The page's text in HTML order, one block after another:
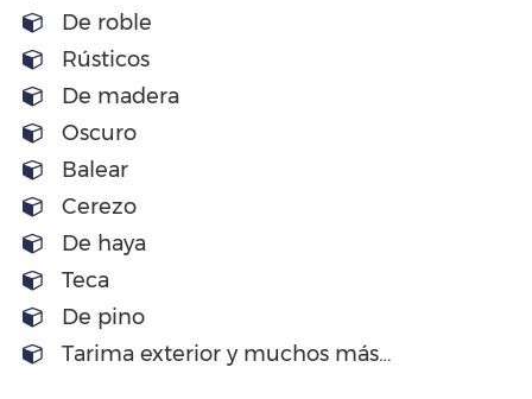
De roble
Rústicos
De madera
Oscuro
Balear
Cerezo
De haya
Teca
De pino
Tarima exterior y muchos más…